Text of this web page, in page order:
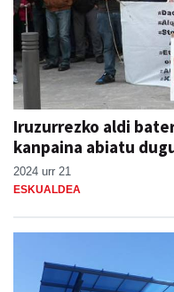
Iruzurrezko aldi
kanpaina abiatu
2024 urr 21
ESKUALDEA